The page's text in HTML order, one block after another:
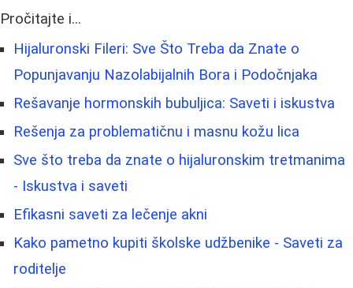
Pročitajte i...
Hijaluronski Fileri: Sve Što Treba da Znate o
Popunjavanju Nazolabijalnih Bora i Podočnjaka
Rešavanje hormonskih bubuljica: Saveti i iskustva
Rešenja za problematičnu i masnu kožu lica
Sve što treba da znate o hijaluronskim tretmanima
- Iskustva i saveti
Efikasni saveti za lečenje akni
Kako pametno kupiti školske udžbenike - Saveti za
roditelje